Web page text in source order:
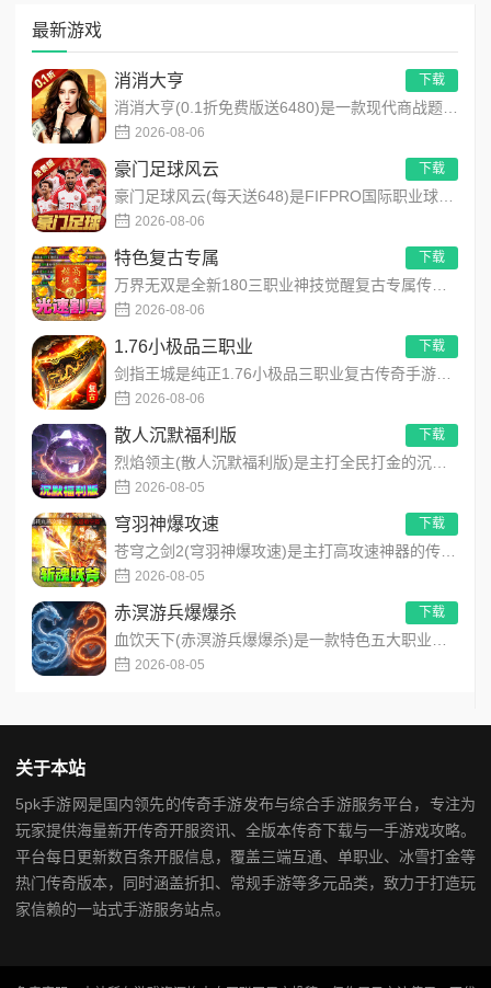
最新游戏
消消大亨
2026-08-06
下载
豪门足球风云
2026-08-06
下载
特色复古专属
2026-08-06
下载
1.76小极品三职业
2026-08-06
下载
散人沉默福利版
2026-08-05
下载
穹羽神爆攻速
2026-08-05
下载
赤溟游兵爆爆杀
2026-08-05
下载
关于本站
5pk手游网是国内领先的传奇手游发布与综合手游服务平台，专注为
玩家提供海量新开传奇开服资讯、全版本传奇下载与一手游戏攻略。
平台每日更新数百条开服信息，覆盖三端互通、单职业、冰雪打金等
热门传奇版本，同时涵盖折扣、常规手游等多元品类，致力于打造玩
家信赖的一站式手游服务站点。